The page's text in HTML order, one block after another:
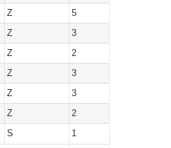
Z 5
Z 3
Z 2
Z 3
Z 3
Z 2
S
1